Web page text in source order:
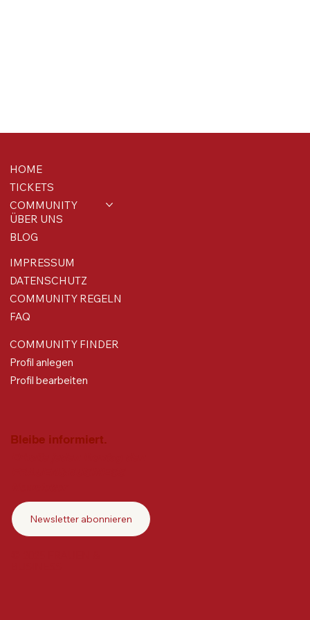
Bleibe informiert.
Newsletter abonnieren
HOME
TICKETS
COMMUNITY
ÜBER UNS
BLOG
IMPRESSUM
DATENSCHUTZ
COMMUNITY REGELN
FAQ
COMMUNITY FINDER
Profil anlegen
Profil bearbeiten